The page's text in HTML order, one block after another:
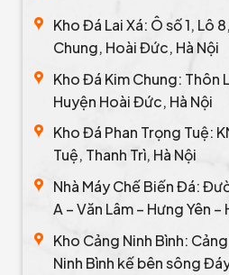
Kho Đá Lai Xá: Ô số 1, Lô
Chung, Hoài Đức, Hà Nội
Kho Đá Kim Chung: Thôn
Huyện Hoài Đức, Hà Nội
Kho Đá Phan Trọng Tuệ:
Tuệ, Thanh Trì, Hà Nội
Nhà Máy Chế Biến Đá:
A – Văn Lâm – Hưng Yên –
Kho Cảng Ninh Bình:
Ninh Bình kế bên sông